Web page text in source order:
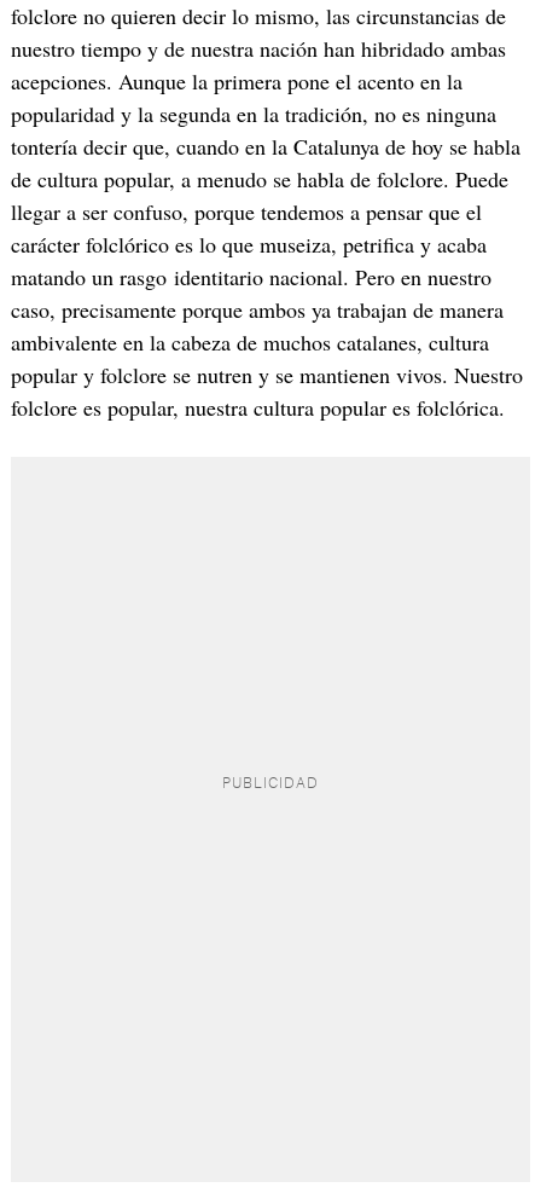
folclore no quieren decir lo mismo, las circunstancias de
nuestro tiempo y de nuestra nación han hibridado ambas
acepciones. Aunque la primera pone el acento en la
popularidad y la segunda en la tradición, no es ninguna
tontería decir que, cuando en la Catalunya de hoy se habla
de cultura popular, a menudo se habla de folclore. Puede
llegar a ser confuso, porque tendemos a pensar que el
carácter folclórico es lo que museiza, petrifica y acaba
matando un rasgo identitario nacional. Pero en nuestro
caso, precisamente porque ambos ya trabajan de manera
ambivalente en la cabeza de muchos catalanes, cultura
popular y folclore se nutren y se mantienen vivos. Nuestro
folclore es popular, nuestra cultura popular es folclórica.